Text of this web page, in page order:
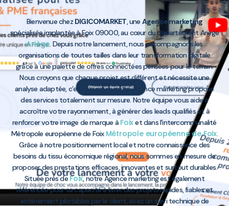
Bienvenue chez DIGICOMARKET , uneAgence marketing
spécialisée implantée à Foix 09000, au cœur du département Ariège
Ariège . Depuis notre lancement, nous accompagnons les
organisations de toutes tailles dans leur transformation digitale
grâce à une palette de offres connectées pensées pour le terrain.
Nous croyons que chaque projet est différent et nécessite une
analyse adaptée, c’est pourquoi notre Agence marketing propose
des services totalement sur mesure. Notre équipe vous aide à
accroître votre rayonnement, à générer des leads qualifiés et à
renforcer votre image de marque à Foixet dans l’intercommunalité
Métropole européenne de Foix Métropole européenne de Foix
Grâce à notre positionnement local et notre connaissance des
besoins du tissu économique régional, nous sommes en mesure de
proposer des prestations efficaces, innovantes et surtout durables.
Située près deFoix, notre Agence marketing est également
référencée pour sa capacité à livrer des projets rapides, fiables et
entièrement pilotables par le client, avec un suivi technique de